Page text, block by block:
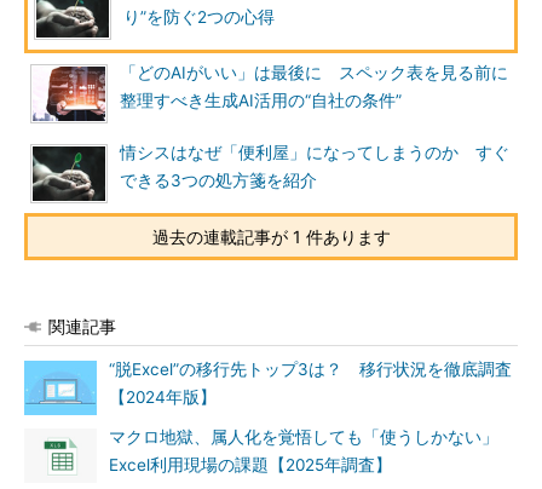
り”を防ぐ2つの心得
「どのAIがいい」は最後に スペック表を見る前に
整理すべき生成AI活用の“自社の条件”
情シスはなぜ「便利屋」になってしまうのか すぐ
できる3つの処方箋を紹介
過去の連載記事が 1 件あります
関連記事
“脱Excel”の移行先トップ3は？ 移行状況を徹底調査
【2024年版】
マクロ地獄、属人化を覚悟しても「使うしかない」
Excel利用現場の課題【2025年調査】